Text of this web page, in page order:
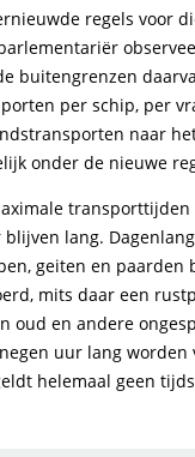
regels voor
buitengrenzen
per schip, per
naar
onder de nieuwe
blijven lang.
geiten en paarden
mits daar een
oud en andere
uur lang
helemaal geen